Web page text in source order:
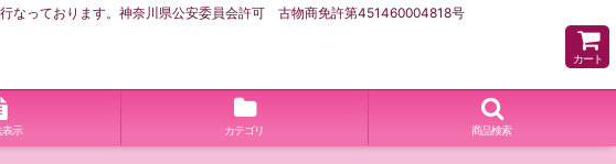
なっております。神奈川県公安委員会許可 古物商免許第451460004818号
カート
示 カテゴリ 商品検索